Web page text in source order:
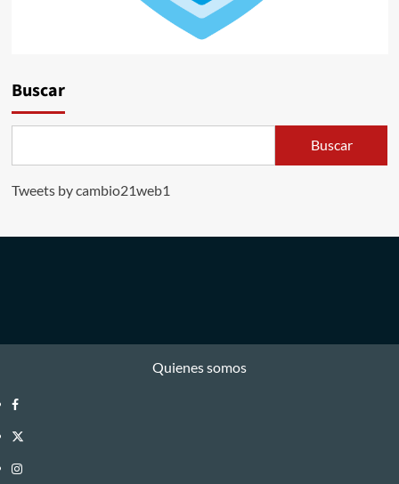
Buscar
Buscar
Tweets by cambio21web1
Quienes somos
Facebook
Twitter
Instagram